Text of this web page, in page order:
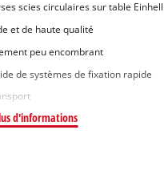
scies circulaires sur table Einhell
et de haute qualité
peu encombrant
de systèmes de fixation rapide
d'informations